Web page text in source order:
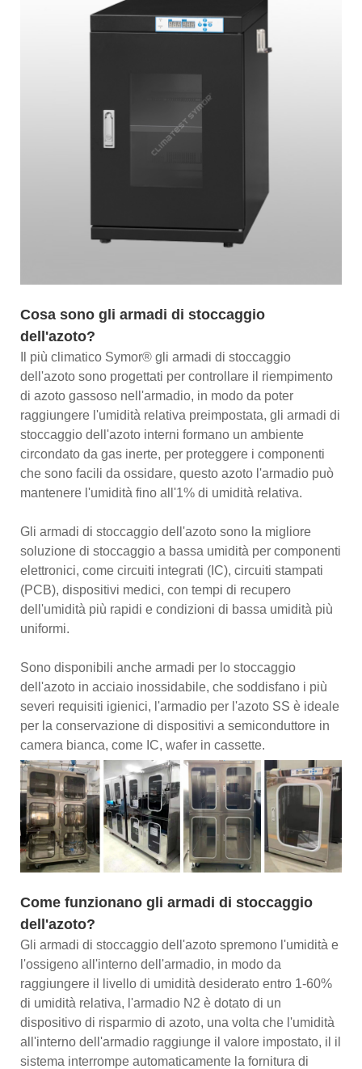
Cosa sono gli armadi di stoccaggio
dell'azoto?
Il più climatico Symor® gli armadi di stoccaggio
dell'azoto sono progettati per controllare il riempimento
di azoto gassoso nell'armadio, in modo da poter
raggiungere l'umidità relativa preimpostata, gli armadi di
stoccaggio dell'azoto interni formano un ambiente
circondato da gas inerte, per proteggere i componenti
che sono facili da ossidare, questo azoto l'armadio può
mantenere l'umidità fino all'1% di umidità relativa.
Gli armadi di stoccaggio dell'azoto sono la migliore
soluzione di stoccaggio a bassa umidità per componenti
elettronici, come circuiti integrati (IC), circuiti stampati
(PCB), dispositivi medici, con tempi di recupero
dell'umidità più rapidi e condizioni di bassa umidità più
uniformi.
Sono disponibili anche armadi per lo stoccaggio
dell'azoto in acciaio inossidabile, che soddisfano i più
severi requisiti igienici, l'armadio per l'azoto SS è ideale
per la conservazione di dispositivi a semiconduttore in
camera bianca, come IC, wafer in cassette.
Come funzionano gli armadi di stoccaggio
dell'azoto?
Gli armadi di stoccaggio dell'azoto spremono l'umidità e
l'ossigeno all'interno dell'armadio, in modo da
raggiungere il livello di umidità desiderato entro 1-60%
di umidità relativa, l'armadio N2 è dotato di un
dispositivo di risparmio di azoto, una volta che l'umidità
all'interno dell'armadio raggiunge il valore impostato, il il
sistema interrompe automaticamente la fornitura di